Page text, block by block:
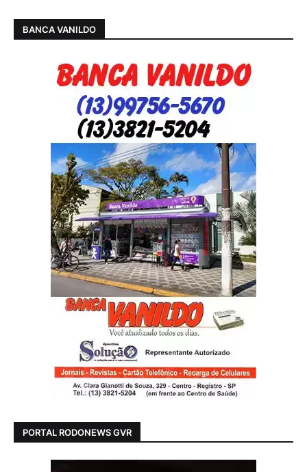
BANCA VANILDO
PORTAL RODONEWS GVR